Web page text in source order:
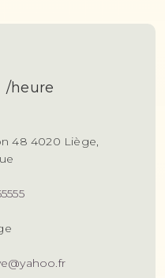
/heure
48 4020 Liège,